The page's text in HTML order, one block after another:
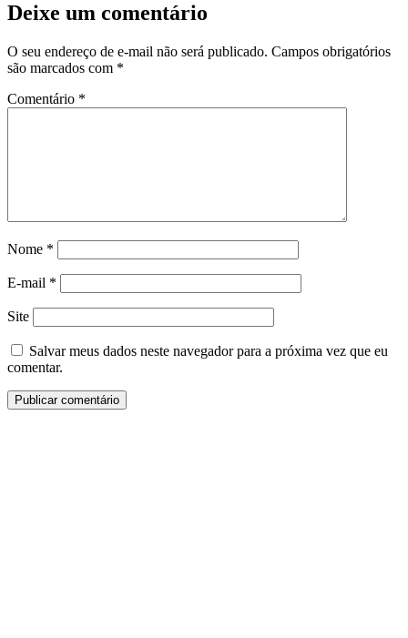
Deixe um comentário
O seu endereço de e-mail não será publicado. Campos obrigatórios
são marcados com *
Comentário *
Nome *
E-mail *
Site
Salvar meus dados neste navegador para a próxima vez que eu
comentar.